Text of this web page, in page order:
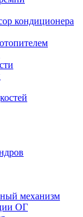
кондиционера
механизм
ОГ